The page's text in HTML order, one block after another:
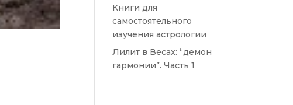
Книги для
самостоятельного
изучения астрологии
Лилит в Весах: “демон
гармонии”. Часть 1